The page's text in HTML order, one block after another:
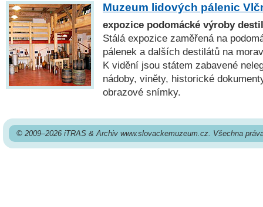
Muzeum lidových pálenic
expozice podomácké výroby
Stálá expozice zaměřená na
pálenek a dalších destilátů na
K vidění jsou státem zabavené
nádoby, viněty, historické
obrazové snímky.
© 2009–2026 iTRAS & Archiv www.slovackemuzeum.cz. Všechna